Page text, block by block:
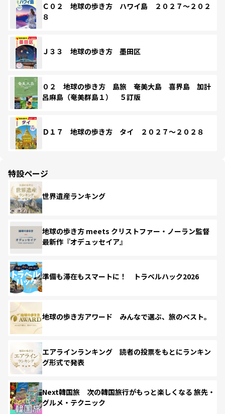
Ｃ０２ 地球の歩き方 ハワイ島 ２０２７～２０２
８
Ｊ３３ 地球の歩き方 墨田区
０２ 地球の歩き方 島旅 奄美大島 喜界島 加計
呂麻島（奄美群島１） ５訂版
Ｄ１７ 地球の歩き方 タイ ２０２７～２０２８
特設ページ
世界遺産ランキング
地球の歩き方 meets クリストファー・ノーラン監督
最新作『オデュッセイア』
準備も滞在もスマートに！ トラベルハック2026
地球の歩き方アワード みんなで選ぶ、旅のベスト。
エアラインランキング 読者の投票をもとにランキン
グ形式で発表
Next韓国旅 次の韓国旅行がもっと楽しくなる 旅先・
グルメ・テクニック